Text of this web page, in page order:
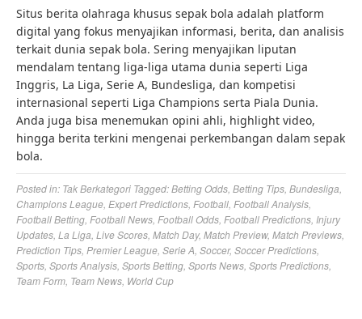
Situs berita olahraga khusus sepak bola adalah platform
digital yang fokus menyajikan informasi, berita, dan analisis
terkait dunia sepak bola. Sering menyajikan liputan
mendalam tentang liga-liga utama dunia seperti Liga
Inggris, La Liga, Serie A, Bundesliga, dan kompetisi
internasional seperti Liga Champions serta Piala Dunia.
Anda juga bisa menemukan opini ahli, highlight video,
hingga berita terkini mengenai perkembangan dalam sepak
bola.
Posted in: Tak Berkategori Tagged:Betting Odds Betting Tips Bundesliga
Champions League Expert Predictions Football Football Analysis
Football Betting Football News Football Odds Football Predictions Injury
Updates La Liga Live Scores Match Day, Match Preview, Match Previews
Prediction Tips Premier League Serie A Soccer, Soccer Predictions
Sports Sports Analysis Sports Betting Sports News Sports Predictions
Team Form Team News World Cup